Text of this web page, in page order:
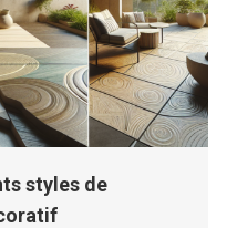
styles de